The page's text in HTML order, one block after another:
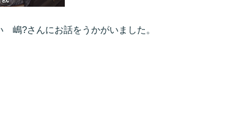
嶋?さんにお話をうかがいました。